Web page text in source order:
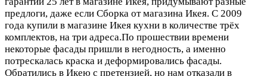
предлоги, даже если Сборка от магазина Икея. С 2009
года купили в магазине Икея кухни в количестве трёх
комплектов, на три адреса.По прошествии времени
некоторые фасады пришли в негодность, а именно
потрескалась краска и деформировались фасады.
Обратились в Икею с претензией, но нам отказали в